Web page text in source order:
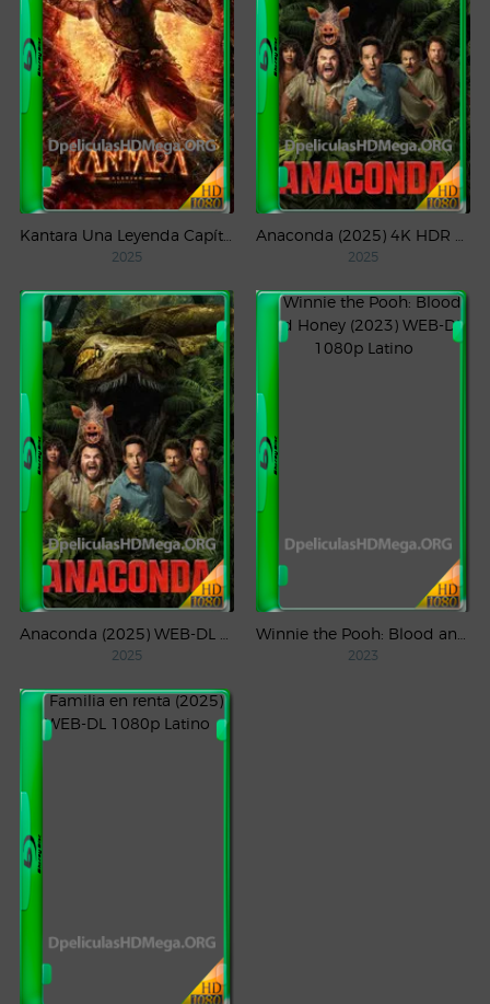
2025 2025
2025 2023